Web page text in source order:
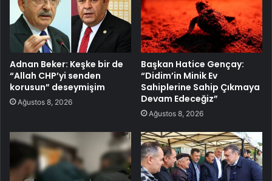
Adnan Beker: Keşke bir de
“Allah CHP’yi senden
korusun” deseymişim
Ağustos 8, 2026
Başkan Hatice Gençay:
“Didim’in Minik Ev
Sahiplerine Sahip Çıkmaya
Devam Edeceğiz”
Ağustos 8, 2026